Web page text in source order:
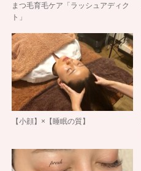
まつ毛育毛ケア「ラッシュアディク
ト」
【小顔】×【睡眠の質】